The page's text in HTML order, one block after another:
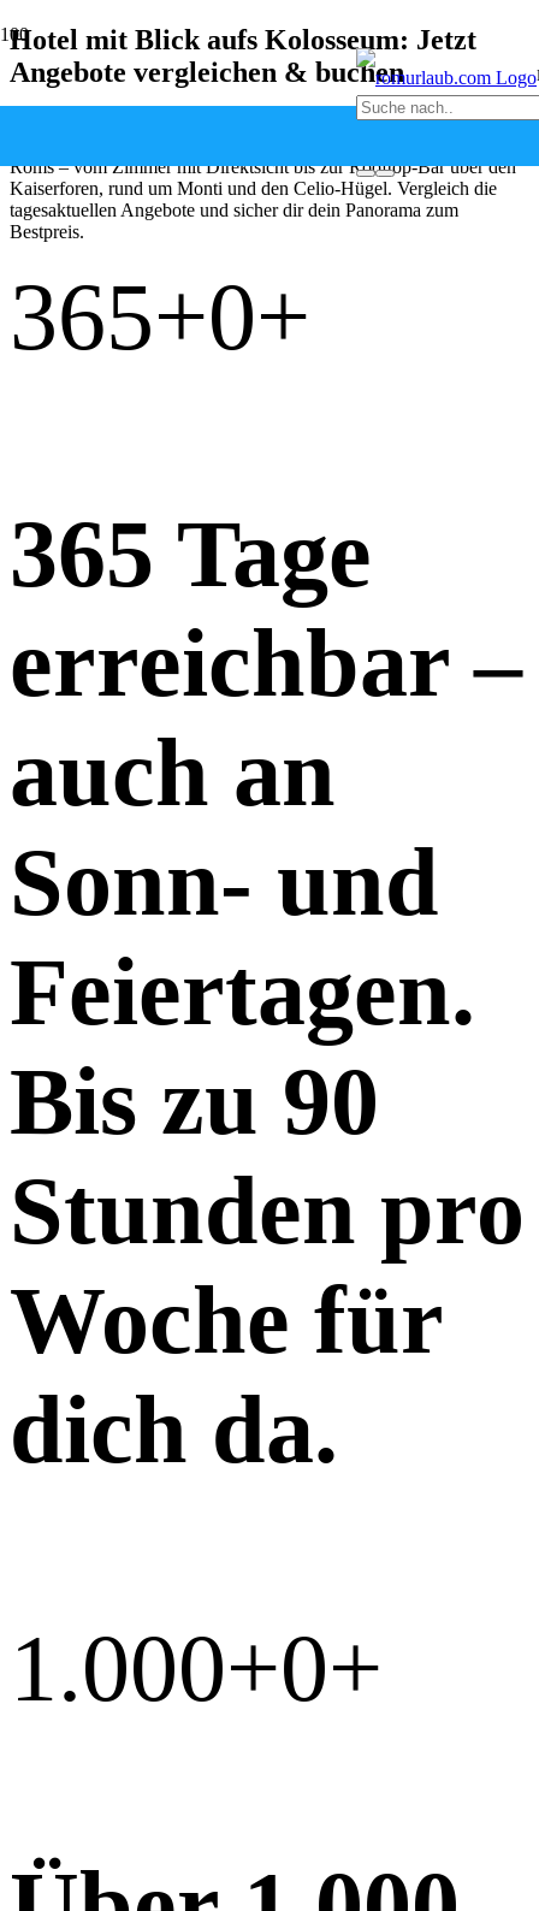
Hotel mit Blick aufs Kolosseum: Jetzt
Angebote vergleichen & buchen
Morgens die Vorhänge aufziehen und aufs Kolosseum schauen?
Roms – vom Zimmer mit Direktsicht bis zur Rooftop-Bar über den
Kaiserforen, rund um Monti und den Celio-Hügel. Vergleich die
tagesaktuellen Angebote und sicher dir dein Panorama zum
Bestpreis.
365+0+
365 Tage
erreichbar –
auch an
Sonn- und
Feiertagen.
Bis zu 90
Stunden pro
Woche für
dich da.
1.000+0+